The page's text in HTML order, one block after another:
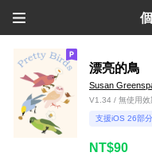
漂亮的鳥
Susan
V1.34 / 無使用效
支援iOS 26部
NT$90